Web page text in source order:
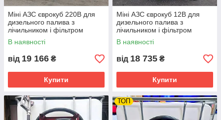
Міні АЗС єврокуб 220В для
дизельного палива з
лічильником і фільтром
В наявності
від 19 166 ₴
Купити
Міні АЗС єврокуб 12В для
дизельного палива з
лічильником і фільтром
В наявності
від 18 735 ₴
Купити
ТОП